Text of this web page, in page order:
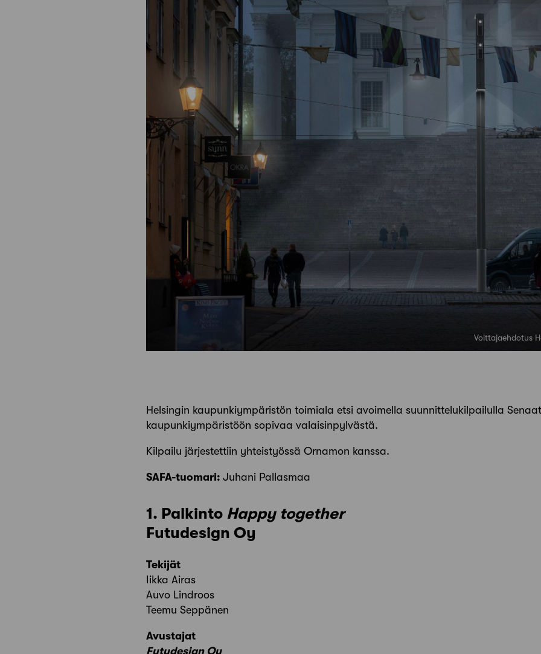
Voittajaehdotus
Helsingin kaupunkiympäristön toimiala etsi avoimella suunnittelukilpailulla
kaupunkiympäristöön sopivaa valaisinpylvästä.
Kilpailu järjestettiin yhteistyössä Ornamon kanssa.
SAFA-tuomari: Juhani Pallasmaa
1. Palkinto Happy together
Futudesign Oy
Tekijät
Iikka Airas
Auvo Lindroos
Teemu Seppänen
Avustajat
Futudesign Oy